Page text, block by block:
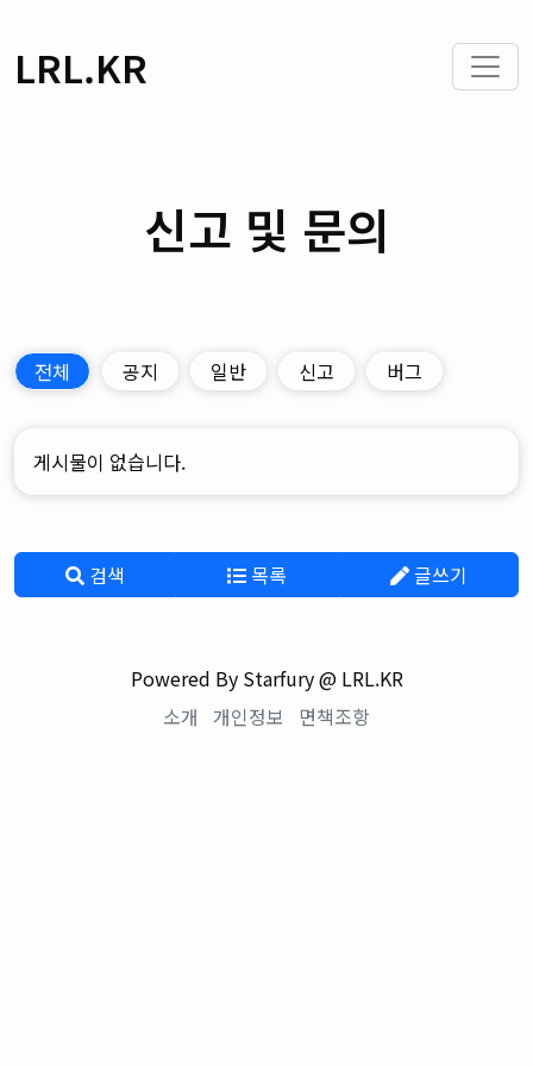
LRL.KR
신고 및 문의
전체 공지 일반 신고 버그
게시물이 없습니다.
검색 목록 글쓰기
Powered By Starfury @ LRL.KR
소개 개인정보 면책조항